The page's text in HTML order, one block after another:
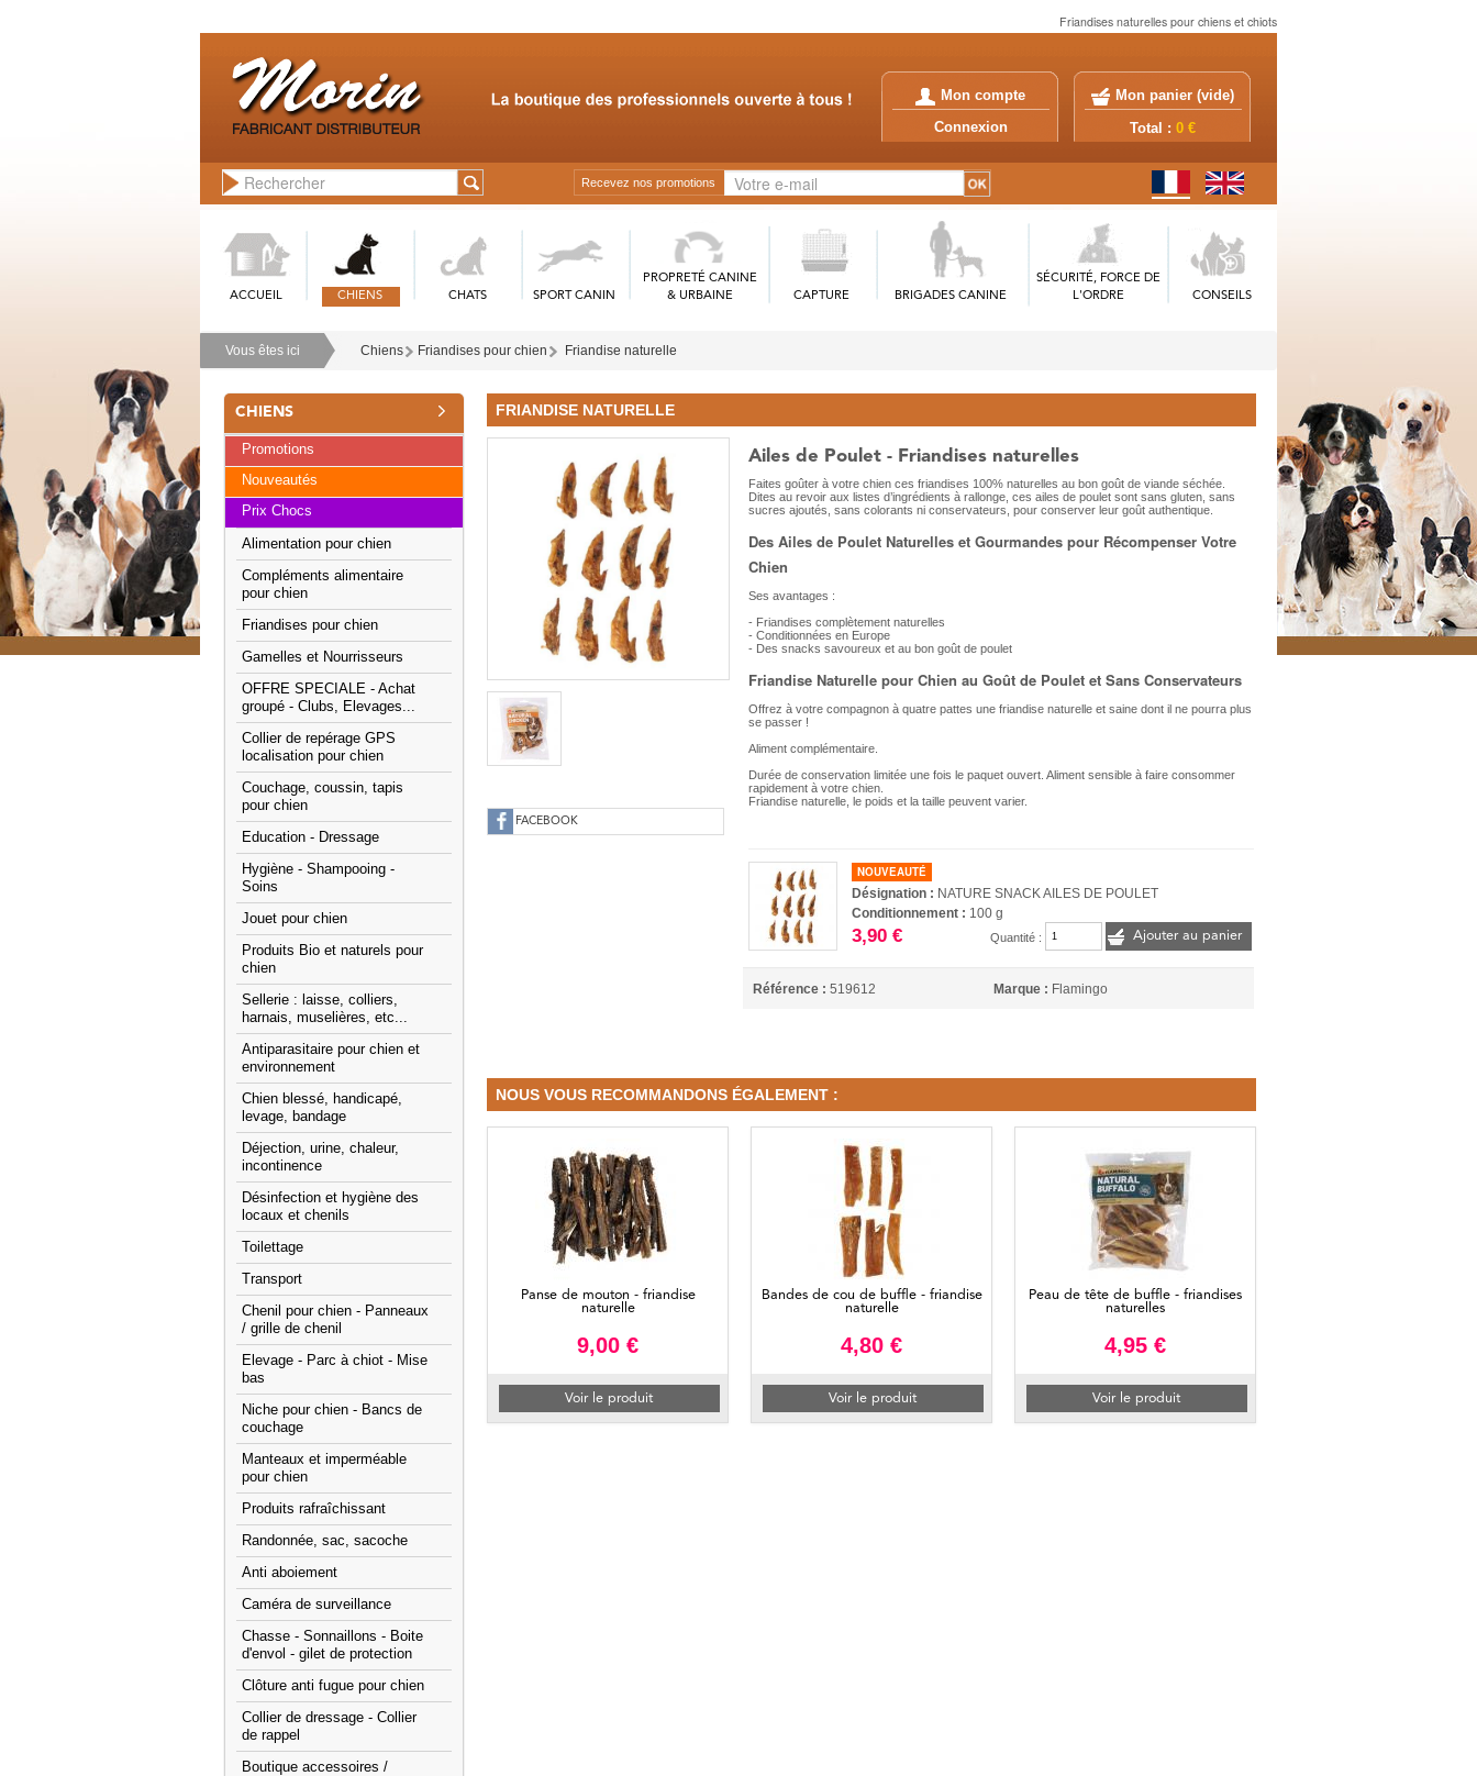
Friandises naturelles pour chiens et chiots
Mon compte
Connexion
Mon panier (vide)
Total : 0 €
Recevez nos promotions
ACCUEIL CHIENS CHATS SPORT CANIN
PROPRETÉ CANINE
& URBAINE
CAPTURE BRIGADES CANINE
SÉCURITÉ, FORCE DE
L'ORDRE
CONSEILS
Vous êtes ici Chiens Friandises pour chien Friandise naturelle
CHIENS
Promotions
Nouveautés
Prix Chocs
Alimentation pour chien
Compléments alimentaire
pour chien
Friandises pour chien
Gamelles et Nourrisseurs
OFFRE SPECIALE - Achat
groupé - Clubs, Elevages...
Collier de repérage GPS
localisation pour chien
Couchage, coussin, tapis
pour chien
Education - Dressage
Hygiène - Shampooing -
Soins
Jouet pour chien
Produits Bio et naturels pour
chien
Sellerie : laisse, colliers,
harnais, muselières, etc...
Antiparasitaire pour chien et
environnement
Chien blessé, handicapé,
levage, bandage
Déjection, urine, chaleur,
incontinence
Désinfection et hygiène des
locaux et chenils
Toilettage
Transport
Chenil pour chien - Panneaux
/ grille de chenil
Elevage - Parc à chiot - Mise
bas
Niche pour chien - Bancs de
couchage
Manteaux et imperméable
pour chien
Produits rafraîchissant
Randonnée, sac, sacoche
Anti aboiement
Caméra de surveillance
Chasse - Sonnaillons - Boite
d'envol - gilet de protection
Clôture anti fugue pour chien
Collier de dressage - Collier
de rappel
Boutique accessoires /
FRIANDISE NATURELLE
FACEBOOK
Ailes de Poulet - Friandises naturelles
Faites goûter à votre chien ces friandises 100% naturelles au bon goût de viande séchée.
Dites au revoir aux listes d’ingrédients à rallonge, ces ailes de poulet sont sans gluten, sans
sucres ajoutés, sans colorants ni conservateurs, pour conserver leur goût authentique.
Des Ailes de Poulet Naturelles et Gourmandes pour Récompenser Votre
Chien
Ses avantages :
- Friandises complètement naturelles
- Conditionnées en Europe
- Des snacks savoureux et au bon goût de poulet
Friandise Naturelle pour Chien au Goût de Poulet et Sans Conservateurs
Offrez à votre compagnon à quatre pattes une friandise naturelle et saine dont il ne pourra plus
se passer !
Aliment complémentaire.
Durée de conservation limitée une fois le paquet ouvert. Aliment sensible à faire consommer
rapidement à votre chien.
Friandise naturelle, le poids et la taille peuvent varier.
NOUVEAUTÉ
Désignation : NATURE SNACK AILES DE POULET
Conditionnement : 100 g
3,90 € Quantité : Ajouter au panier
Référence : 519612 Marque : Flamingo
NOUS VOUS RECOMMANDONS ÉGALEMENT :
Panse de mouton - friandise
naturelle
9,00 €
Voir le produit
Bandes de cou de buffle - friandise
naturelle
4,80 €
Voir le produit
Peau de tête de buffle - friandises
naturelles
4,95 €
Voir le produit